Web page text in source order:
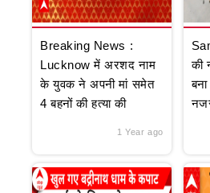
Breaking News :
Lucknow में अरशद नाम
के युवक ने अपनी मां समेत
4 बहनों की हत्या की
1 Year ago
की